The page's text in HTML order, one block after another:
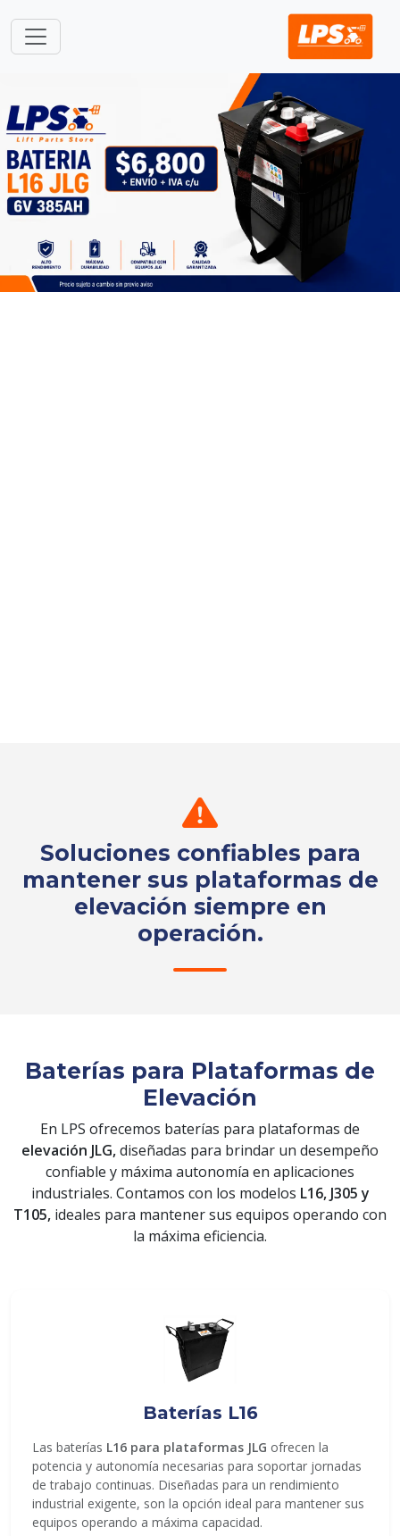
ENVIAR
Soluciones confiables para
mantener sus plataformas de
elevación siempre en
operación.
Baterías para Plataformas de
Elevación
En LPS ofrecemos baterías para plataformas de
elevación JLG,diseñadas para brindar un desempeño
confiable y máxima autonomía en aplicaciones
industriales. Contamos con los modelos L16, J305 y
T105, ideales para mantener sus equipos operando con
la máxima eficiencia.
Baterías L16
Las baterías L16 para plataformas JLG ofrecen la
potencia y autonomía necesarias para soportar jornadas
de trabajo continuas. Diseñadas para un rendimiento
industrial exigente, son la opción ideal para mantener sus
equipos operando a máxima capacidad.